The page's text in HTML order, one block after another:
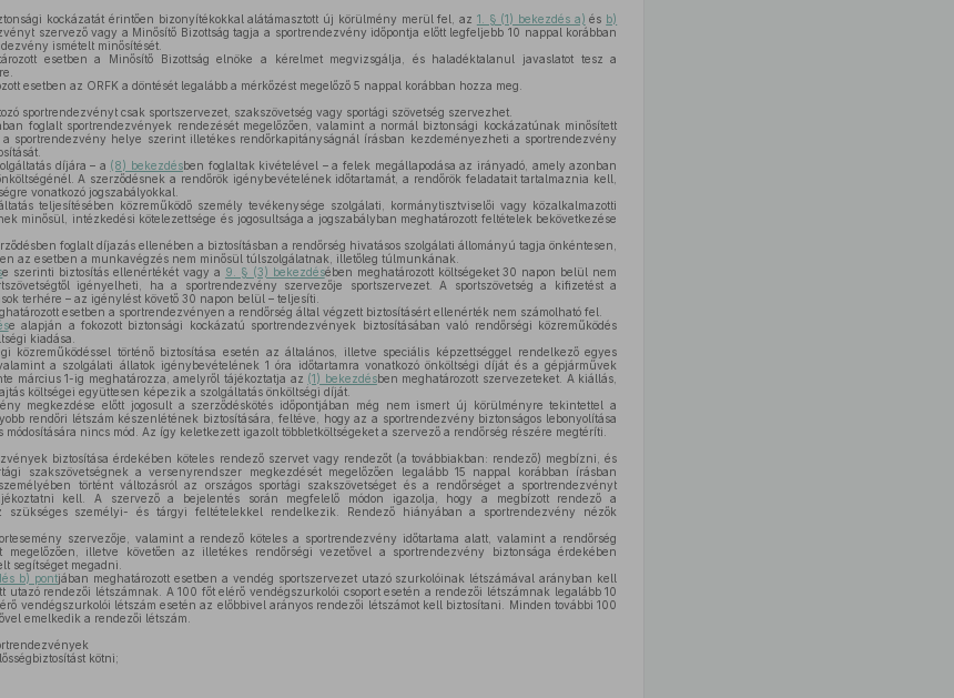
kockázatát érintően bizonyítékokkal alátámasztott új körülmény merül fel, az 1. § (1) bekezdés a) és b)
szervező vagy a Minősítő Bizottság tagja a sportrendezvény időpontja előtt legfeljebb 10 nappal korábban
ismételt minősítését.
esetben a Minősítő Bizottság elnöke a kérelmet megvizsgálja, és haladéktalanul javaslatot tesz a
esetben az ORFK a döntését legalább a mérkőzést megelőző 5 nappal korábban hozza meg.
sportrendezvényt csak sportszervezet, szakszövetség vagy sportági szövetség szervezhet.
foglalt sportrendezvények rendezését megelőzően, valamint a normál biztonsági kockázatúnak minősített
sportrendezvény helye szerint illetékes rendőrkapitányságnál írásban kezdeményezheti a sportrendezvény
díjára – a (8) bekezdésben foglaltak kivételével – a felek megállapodása az irányadó, amely azonban
A szerződésnek a rendőrök igénybevételének időtartamát, a rendőrök feladatait tartalmaznia kell,
vonatkozó jogszabályokkal.
teljesítésében közreműködő személy tevékenysége szolgálati, kormánytisztviselői vagy közalkalmazotti
minősül, intézkedési kötelezettsége és jogosultsága a jogszabályban meghatározott feltételek bekövetkezése
foglalt díjazás ellenében a biztosításban a rendőrség hivatásos szolgálati állományú tagja önkéntesen,
az esetben a munkavégzés nem minősül túlszolgálatnak, illetőleg túlmunkának.
e szerinti biztosítás ellenértékét vagy a 9. § (3) bekezdésében meghatározott költségeket 30 napon belül nem
igényelheti, ha a sportrendezvény szervezője sportszervezet. A sportszövetség a kifizetést a
terhére – az igénylést követő 30 napon belül – teljesíti.
esetben a sportrendezvényen a rendőrség által végzett biztosításért ellenérték nem számolható fel.
e alapján a fokozott biztonsági kockázatú sportrendezvények biztosításában való rendőrségi közreműködés
kiadása.
közreműködéssel történő biztosítása esetén az általános, illetve speciális képzettséggel rendelkező egyes
a szolgálati állatok igénybevételének 1 óra időtartamra vonatkozó önköltségi díját és a gépjárművek
március 1-ig meghatározza, amelyről tájékoztatja az (1) bekezdésben meghatározott szervezeteket. A kiállás,
költségei együttesen képezik a szolgáltatás önköltségi díját.
megkezdése előtt jogosult a szerződéskötés időpontjában még nem ismert új körülményre tekintettel a
rendőri létszám készenlétének biztosítására, feltéve, hogy az a sportrendezvény biztonságos lebonyolítása
nincs mód. Az így keletkezett igazolt többletköltségeket a szervező a rendőrség részére megtéríti.
biztosítása érdekében köteles rendező szervet vagy rendezőt (a továbbiakban: rendező) megbízni, és
szakszövetségnek a versenyrendszer megkezdését megelőzően legalább 15 nappal korábban írásban
történt változásról az országos sportági szakszövetséget és a rendőrséget a sportrendezvényt
kell. A szervező a bejelentés során megfelelő módon igazolja, hogy a megbízott rendező a
szükséges személyi- és tárgyi feltételekkel rendelkezik. Rendező hiányában a sportrendezvény nézők
szervezője, valamint a rendező köteles a sportrendezvény időtartama alatt, valamint a rendőrség
illetve követően az illetékes rendőrségi vezetővel a sportrendezvény biztonsága érdekében
segítséget megadni.
b) pontjában meghatározott esetben a vendég sportszervezet utazó szurkolóinak létszámával arányban kell
utazó rendezői létszámnak. A 100 főt elérő vendégszurkolói csoport esetén a rendezői létszámnak legalább 10
vendégszurkolói létszám esetén az előbbivel arányos rendezői létszámot kell biztosítani. Minden további 100
emelkedik a rendezői létszám.
kötni;